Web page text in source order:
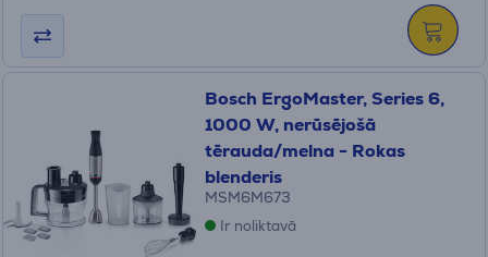
Bosch ErgoMaster, Series 6,
1000 W, nerūsējošā
tērauda/melna - Rokas
blenderis
MSM6M673
Ir noliktavā